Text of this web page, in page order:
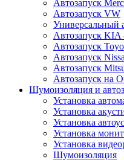
Автозапуск
Автозапуск VW
Универсальный
Автозапуск KIA
Автозапуск
Автозапуск
Автозапуск
Автозапуск на
Шумоизоляция и
Установка
Установка
Установка
Установка
Установка
Шумоизоляция